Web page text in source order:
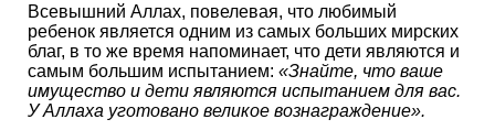
Всевышний Аллах, повелевая, что любимый
ребенок является одним из самых больших мирских
благ, в то же время напоминает, что дети являются и
самым большим испытанием: «Знайте, что ваше
имущество и дети являются испытанием для вас.
У Аллаха уготовано великое вознаграждение».